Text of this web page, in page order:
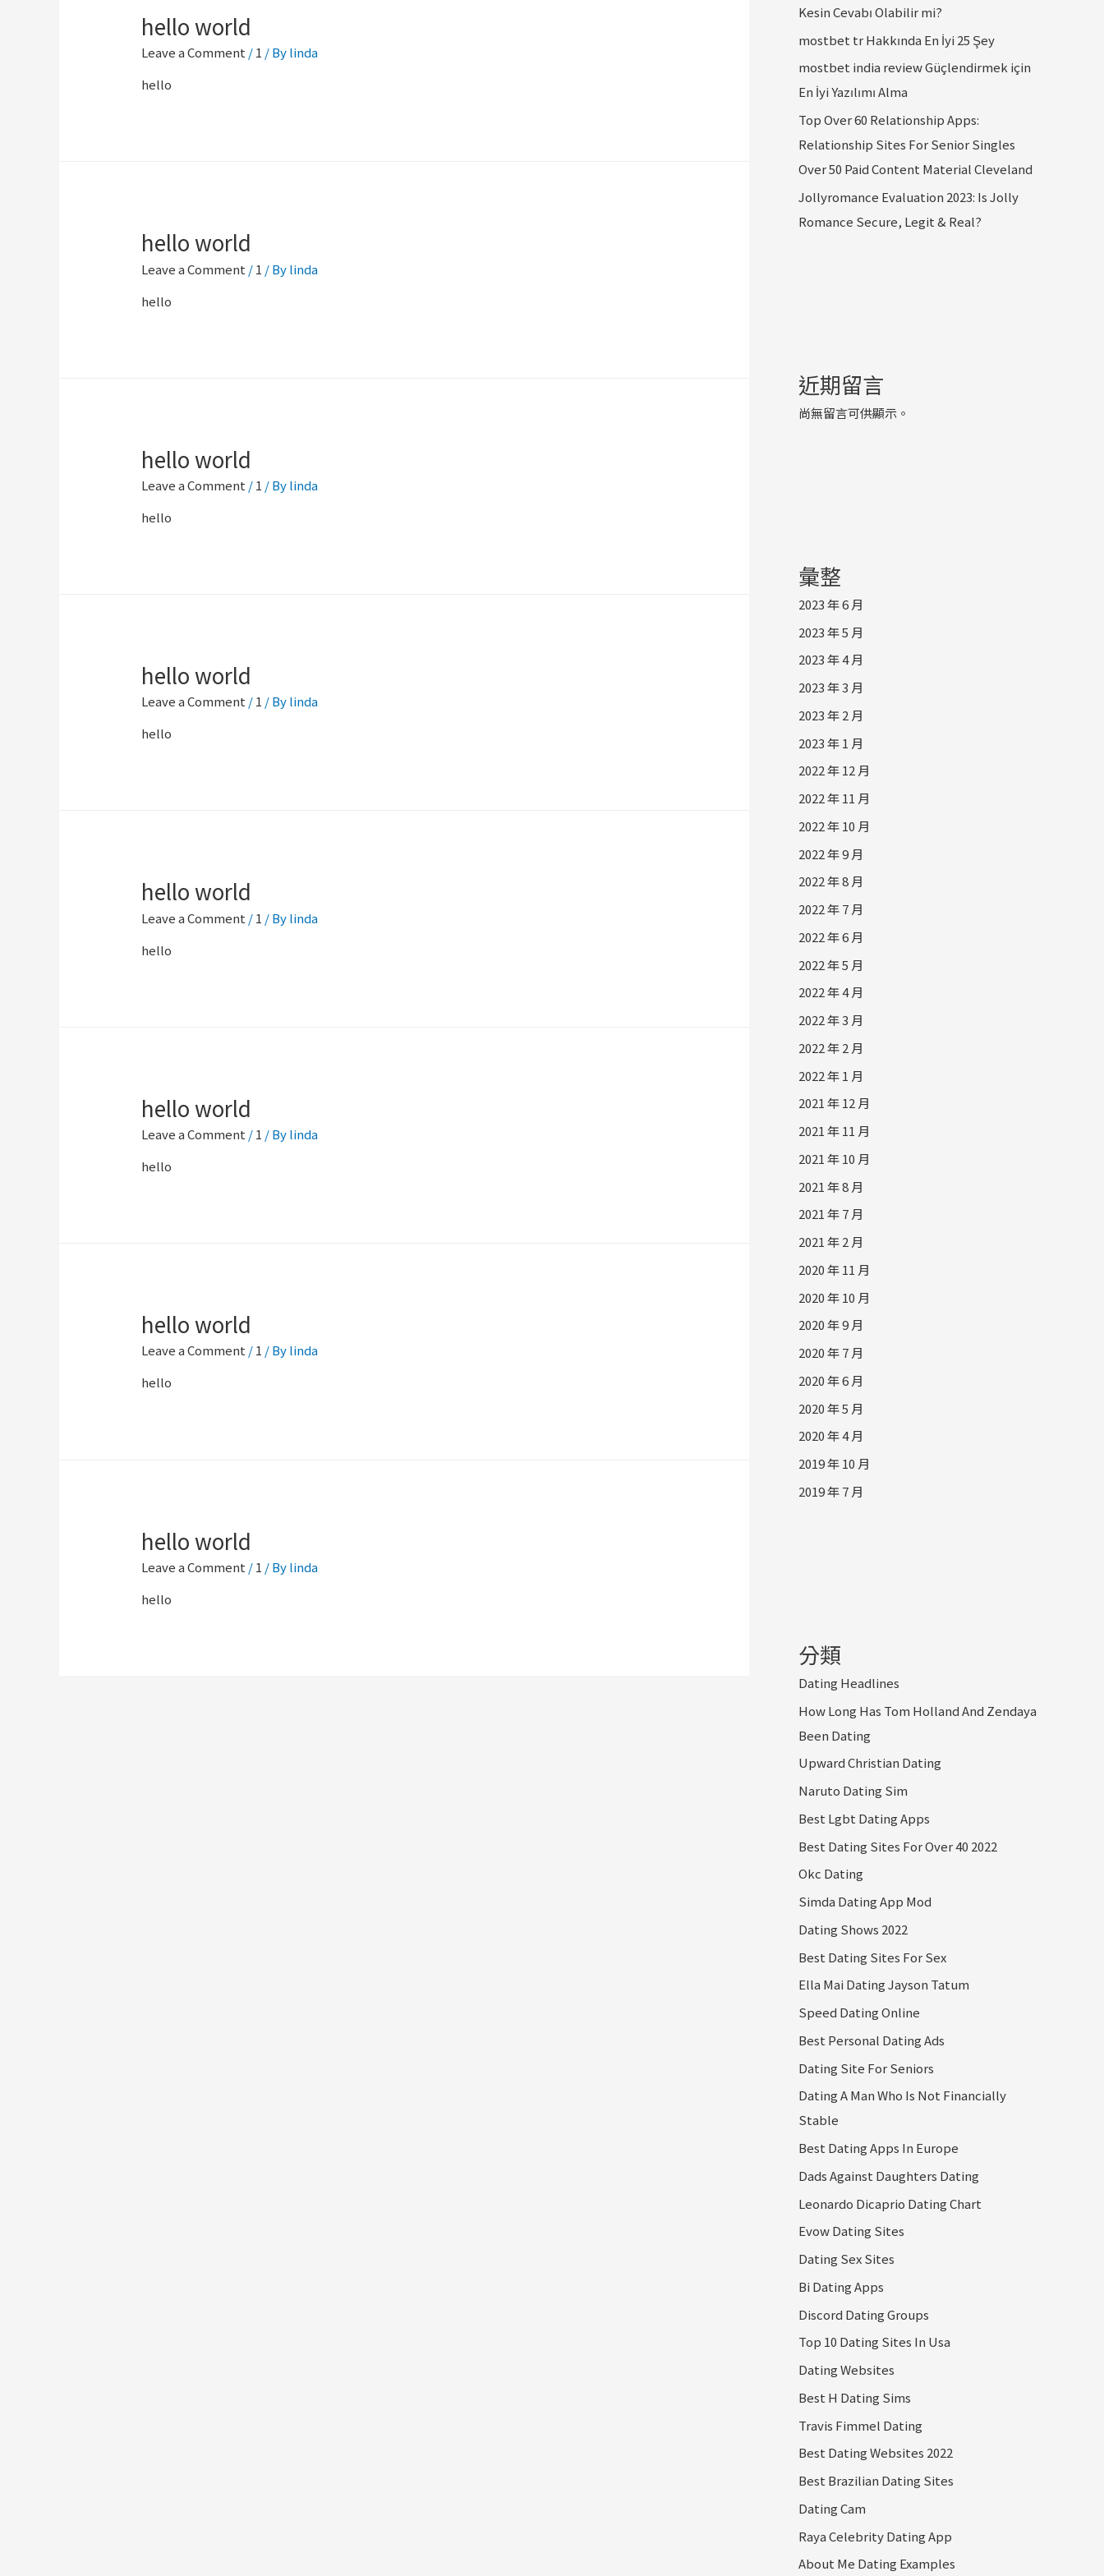
hello world
Leave a Comment /1 / Bylinda
hello
hello world
Leave a Comment /1 / Bylinda
hello
hello world
Leave a Comment /1 / Bylinda
hello
hello world
Leave a Comment /1 / Bylinda
hello
hello world
Leave a Comment /1 / Bylinda
hello
hello world
Leave a Comment /1 / Bylinda
hello
hello world
Leave a Comment /1 / Bylinda
hello
hello world
Leave a Comment /1 / Bylinda
hello
Kesin Cevabı Olabilir mi?
mostbet tr Hakkında En İyi 25 Şey
mostbet india review Güçlendirmek için
En İyi Yazılımı Alma
Top Over 60 Relationship Apps:
Relationship Sites For Senior Singles
Over 50 Paid Content Material Cleveland
Jollyromance Evaluation 2023: Is Jolly
Romance Secure, Legit & Real?
近期留言
尚無留言可供顯示。
彙整
2023 年 6 月
2023 年 5 月
2023 年 4 月
2023 年 3 月
2023 年 2 月
2023 年 1 月
2022 年 12 月
2022 年 11 月
2022 年 10 月
2022 年 9 月
2022 年 8 月
2022 年 7 月
2022 年 6 月
2022 年 5 月
2022 年 4 月
2022 年 3 月
2022 年 2 月
2022 年 1 月
2021 年 12 月
2021 年 11 月
2021 年 10 月
2021 年 8 月
2021 年 7 月
2021 年 2 月
2020 年 11 月
2020 年 10 月
2020 年 9 月
2020 年 7 月
2020 年 6 月
2020 年 5 月
2020 年 4 月
2019 年 10 月
2019 年 7 月
分類
Dating Headlines
How Long Has Tom Holland And Zendaya
Been Dating
Upward Christian Dating
Naruto Dating Sim
Best Lgbt Dating Apps
Best Dating Sites For Over 40 2022
Okc Dating
Simda Dating App Mod
Dating Shows 2022
Best Dating Sites For Sex
Ella Mai Dating Jayson Tatum
Speed Dating Online
Best Personal Dating Ads
Dating Site For Seniors
Dating A Man Who Is Not Financially
Stable
Best Dating Apps In Europe
Dads Against Daughters Dating
Leonardo Dicaprio Dating Chart
Evow Dating Sites
Dating Sex Sites
Bi Dating Apps
Discord Dating Groups
Top 10 Dating Sites In Usa
Dating Websites
Best H Dating Sims
Travis Fimmel Dating
Best Dating Websites 2022
Best Brazilian Dating Sites
Dating Cam
Raya Celebrity Dating App
About Me Dating Examples